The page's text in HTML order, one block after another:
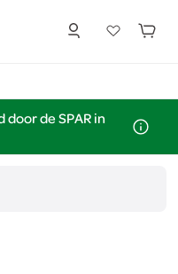
de SPAR in